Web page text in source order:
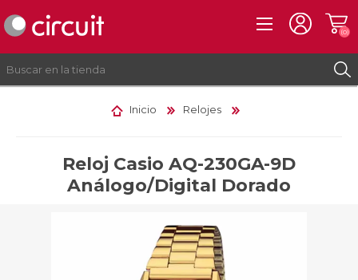
INICIAR SESIÓN
(0)
Inicio Relojes
Reloj Casio AQ-230GA-9D
Análogo/Digital Dorado